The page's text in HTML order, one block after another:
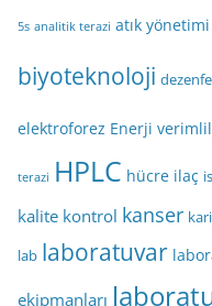
5s analitik terazi atık yönetimi
biyoteknoloji
elektroforez Enerji
terazi HPLC hücre ilaç
kalite kontrol kanser
lab laboratuvar
ekipmanları